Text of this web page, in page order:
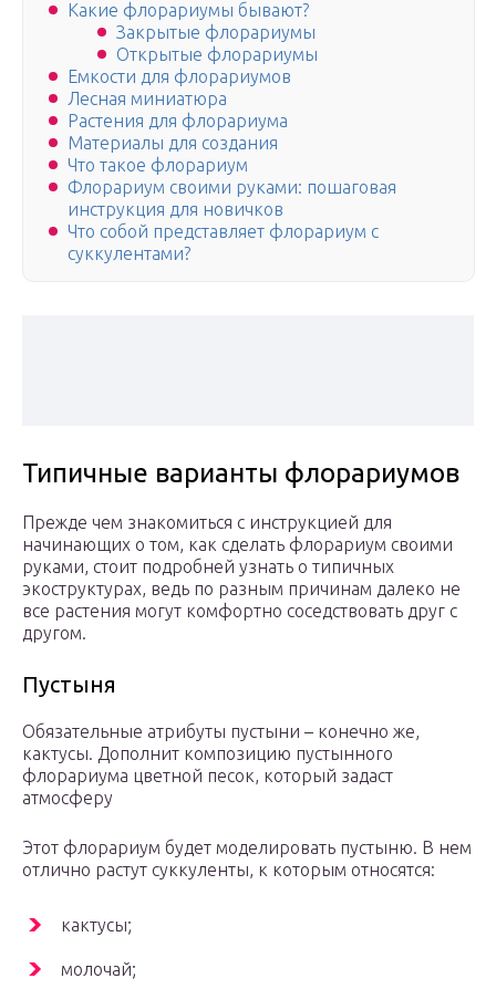
Какие флорариумы бывают?
Закрытые флорариумы
Открытые флорариумы
Емкости для флорариумов
Лесная миниатюра
Растения для флорариума
Материалы для создания
Что такое флорариум
Флорариум своими руками: пошаговая
инструкция для новичков
Что собой представляет флорариум с
суккулентами?
Типичные варианты флорариумов
Прежде чем знакомиться с инструкцией для
начинающих о том, как сделать флорариум своими
руками, стоит подробней узнать о типичных
экоструктурах, ведь по разным причинам далеко не
все растения могут комфортно соседствовать друг с
другом.
Пустыня
Обязательные атрибуты пустыни – конечно же,
кактусы. Дополнит композицию пустынного
флорариума цветной песок, который задаст
атмосферу
Этот флорариум будет моделировать пустыню. В нем
отлично растут суккуленты, к которым относятся:
кактусы;
молочай;